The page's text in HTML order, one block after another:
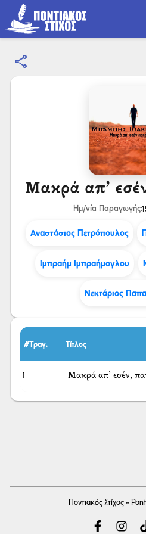
share
Μακρά απ’
Ημ/νία Παραγωγής:
Αναστάσιος Πετρόπουλος
Ιμπραήμ Ιμπραήμογλου
Νεκτάριος
#Τραγ. Τίτλος
1 Μακρά απ’ εσέν,
Ποντιακός Στίχος -